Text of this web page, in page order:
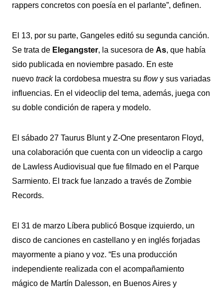
rappers concretos con poesía en el parlante”, definen.
El 13, por su parte, Gangeles editó su segunda canción.
Se trata de Elegangster, la sucesora de As, que había
sido publicada en noviembre pasado. En este
nuevo trackla cordobesa muestra su flowy sus variadas
influencias. En el videoclip del tema, además, juega con
su doble condición de rapera y modelo.
El sábado 27 Taurus Blunt y Z-One presentaron Floyd,
una colaboración que cuenta con un videoclip a cargo
de Lawless Audiovisual que fue filmado en el Parque
Sarmiento. El track fue lanzado a través de Zombie
Records.
El 31 de marzo Líbera publicó Bosque izquierdo, un
disco de canciones en castellano y en inglés forjadas
mayormente a piano y voz. “Es una producción
independiente realizada con el acompañamiento
mágico de Martín Dalesson, en Buenos Aires y